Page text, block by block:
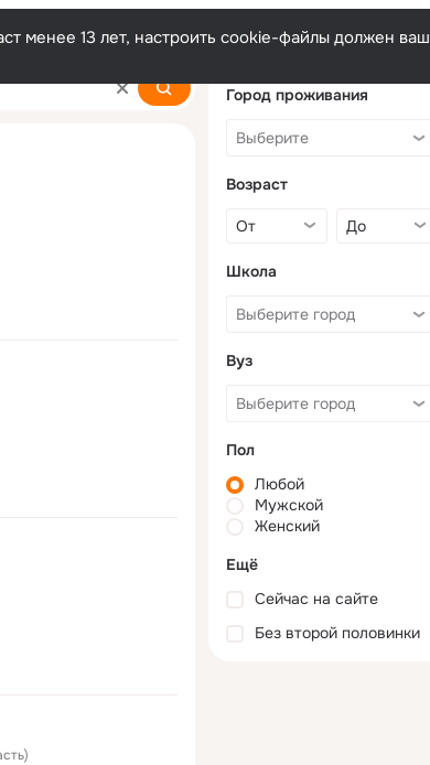
менее 13 лет, настроить cookie-файлы должен ваш
Город проживания
Возраст
Школа
Вуз
Пол
Любой
Мужской
Женский
Ещё
Сейчас на сайте
Без второй половинки